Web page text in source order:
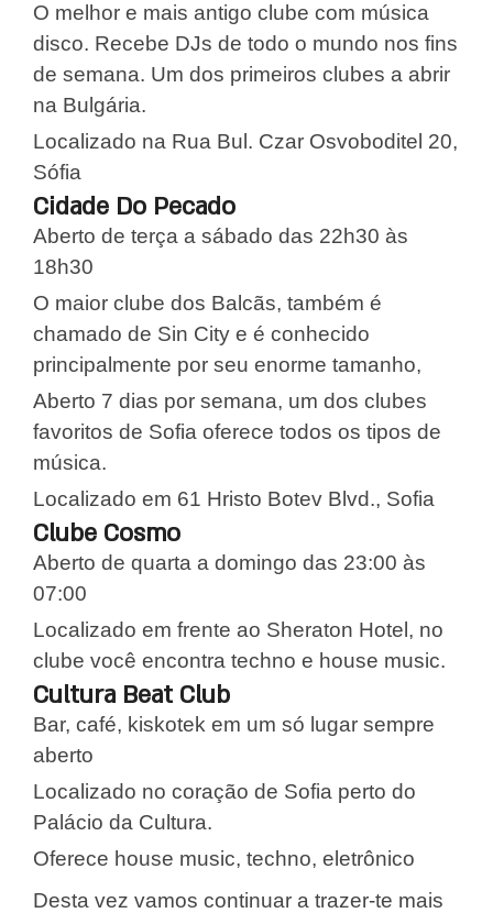
O melhor e mais antigo clube com música
disco. Recebe DJs de todo o mundo nos fins
de semana. Um dos primeiros clubes a abrir
na Bulgária.
Localizado na Rua Bul. Czar Osvoboditel 20,
Sófia
Cidade Do Pecado
Aberto de terça a sábado das 22h30 às
18h30
O maior clube dos Balcãs, também é
chamado de Sin City e é conhecido
principalmente por seu enorme tamanho,
Aberto 7 dias por semana, um dos clubes
favoritos de Sofia oferece todos os tipos de
música.
Localizado em 61 Hristo Botev Blvd., Sofia
Clube Cosmo
Aberto de quarta a domingo das 23:00 às
07:00
Localizado em frente ao Sheraton Hotel, no
clube você encontra techno e house music.
Cultura Beat Club
Bar, café, kiskotek em um só lugar sempre
aberto
Localizado no coração de Sofia perto do
Palácio da Cultura.
Oferece house music, techno, eletrônico
Desta vez vamos continuar a trazer-te mais